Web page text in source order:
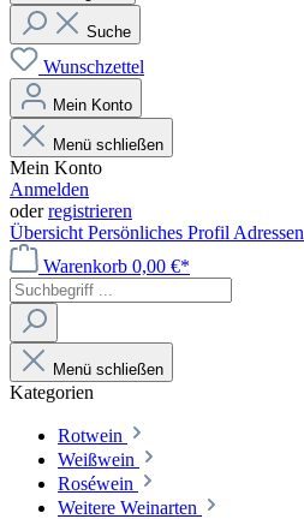
Suche
Wunschzettel
Mein Konto
Menü schließen
Mein Konto
Anmelden
oderregistrieren
Übersicht Persönliches Profil Adressen
Warenkorb 0,00 €*
Menü schließen
Kategorien
Rotwein
Weißwein
Roséwein
Weitere Weinarten